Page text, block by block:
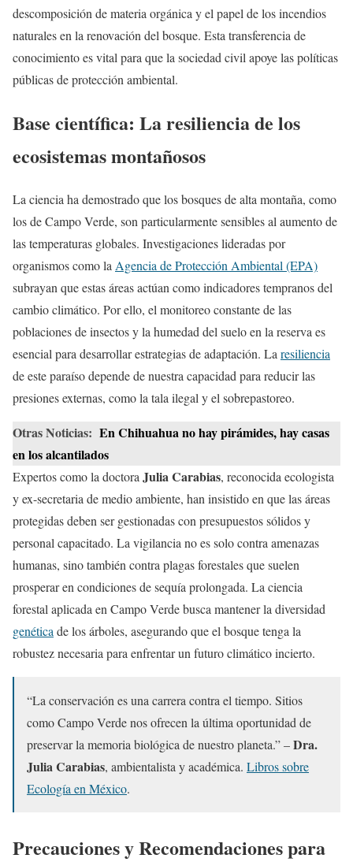
descomposición de materia orgánica y el papel de los incendios
naturales en la renovación del bosque. Esta transferencia de
conocimiento es vital para que la sociedad civil apoye las políticas
públicas de protección ambiental.
Base científica: La resiliencia de los
ecosistemas montañosos
La ciencia ha demostrado que los bosques de alta montaña, como
los de Campo Verde, son particularmente sensibles al aumento de
las temperaturas globales. Investigaciones lideradas por
organismos como la Agencia de Protección Ambiental (EPA)
subrayan que estas áreas actúan como indicadores tempranos del
cambio climático. Por ello, el monitoreo constante de las
poblaciones de insectos y la humedad del suelo en la reserva es
esencial para desarrollar estrategias de adaptación. La resiliencia
de este paraíso depende de nuestra capacidad para reducir las
presiones externas, como la tala ilegal y el sobrepastoreo.
Otras Noticias: En Chihuahua no hay pirámides, hay casas
en los alcantilados
Expertos como la doctora Julia Carabias, reconocida ecologista
y ex-secretaria de medio ambiente, han insistido en que las áreas
protegidas deben ser gestionadas con presupuestos sólidos y
personal capacitado. La vigilancia no es solo contra amenazas
humanas, sino también contra plagas forestales que suelen
prosperar en condiciones de sequía prolongada. La ciencia
forestal aplicada en Campo Verde busca mantener la diversidad
genética de los árboles, asegurando que el bosque tenga la
robustez necesaria para enfrentar un futuro climático incierto.
“La conservación es una carrera contra el tiempo. Sitios
como Campo Verde nos ofrecen la última oportunidad de
preservar la memoria biológica de nuestro planeta.” –Dra.
Julia Carabias, ambientalista y académica. Libros sobre
Ecología en México.
Precauciones y Recomendaciones para